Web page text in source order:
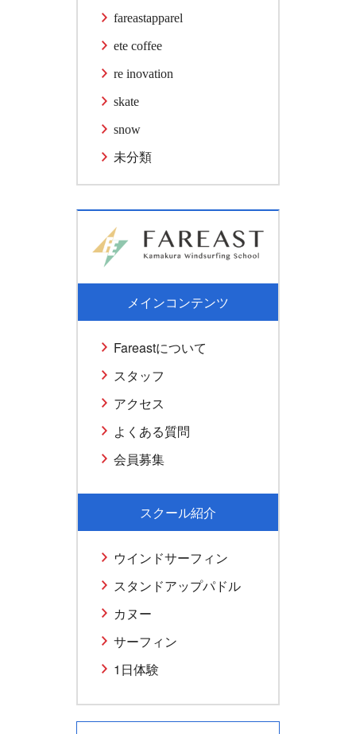
fareastapparel
ete coffee
re inovation
skate
snow
未分類
メインコンテンツ
Fareastについて
スタッフ
アクセス
よくある質問
会員募集
スクール紹介
ウインドサーフィン
スタンドアップパドル
カヌー
サーフィン
1日体験